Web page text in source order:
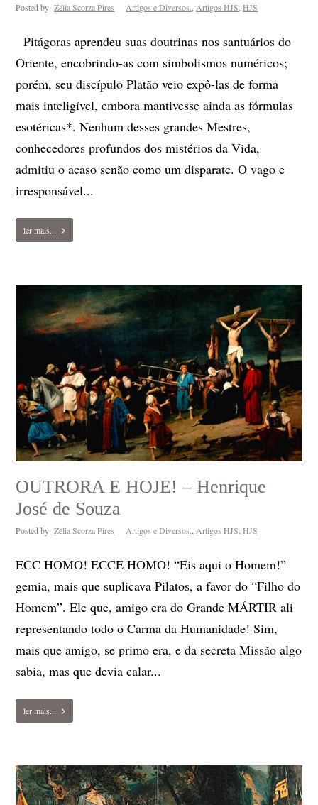
Posted by Zélia Scorza Pires Artigos e Diversos.,Artigos HJS,HJS
Pitágoras aprendeu suas doutrinas nos santuários do
Oriente, encobrindo-as com simbolismos numéricos;
porém, seu discípulo Platão veio expô-las de forma
mais inteligível, embora mantivesse ainda as fórmulas
esotéricas*. Nenhum desses grandes Mestres,
conhecedores profundos dos mistérios da Vida,
admitiu o acaso senão como um disparate. O vago e
irresponsável...
ler mais...
OUTRORA E HOJE! – Henrique
José de Souza
Posted by Zélia Scorza Pires Artigos e Diversos. Artigos HJS ,HJS
ECC HOMO! ECCE HOMO! “Eis aqui o Homem!”
gemia, mais que suplicava Pilatos, a favor do “Filho do
Homem”. Ele que, amigo era do Grande MÁRTIR ali
representando todo o Carma da Humanidade! Sim,
mais que amigo, se primo era, e da secreta Missão algo
sabia, mas que devia calar...
ler mais...